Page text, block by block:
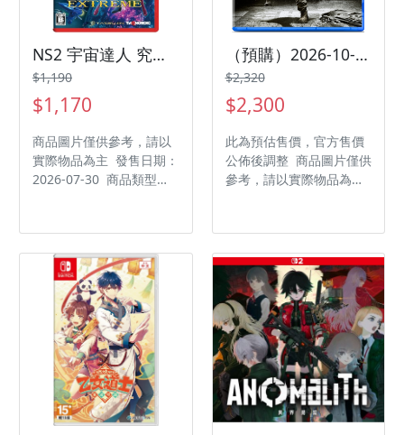
NS2 宇宙達人 究極 日版中文版
$1,190
$1,170
商品圖片僅供參考，請以
實際物品為主 發售日期：
2026-07-30 商品類型：
類型：射擊 遊玩人數： 1
人 作品分級：保護級 製
作廠商：Tatsujin 發行廠
商：THQ Nordic Japan
株式会社 / Clear River
Games AB 代理廠商：傑
士登
（預購）2026-10-23 PS5 決勝時刻 現代戰爭Ⅳ 中文版
$2,320
$2,300
此為預估售價，官方售價
公佈後調整 商品圖片僅供
參考，請以實際物品為主
台：PlayStation 5 遊戲
類型：射擊 遊玩人數： 1
人 作品分級：限制級 製
作廠商：Infinity Ward
發行廠商：Activision 代
理廠商：傑士登